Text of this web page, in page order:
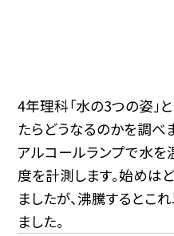
4年理科「水の3つの姿」
たらどうなるのかを調べ
アルコールランプで水を
度を計測します。始めは
ましたが、沸騰するとこ
ました。